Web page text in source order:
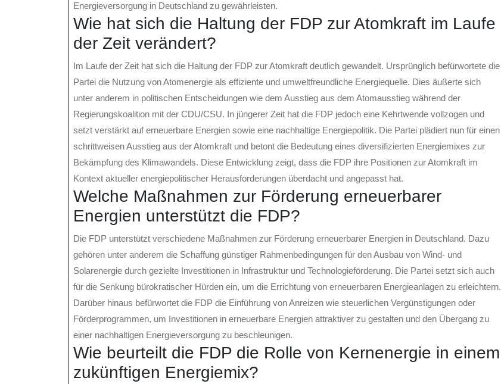
Energieversorgung in Deutschland zu gewährleisten.
Wie hat sich die Haltung der FDP zur Atomkraft im Laufe
der Zeit verändert?
Im Laufe der Zeit hat sich die Haltung der FDP zur Atomkraft deutlich gewandelt. Ursprünglich befürwortete die
Partei die Nutzung von Atomenergie als effiziente und umweltfreundliche Energiequelle. Dies äußerte sich
unter anderem in politischen Entscheidungen wie dem Ausstieg aus dem Atomausstieg während der
Regierungskoalition mit der CDU/CSU. In jüngerer Zeit hat die FDP jedoch eine Kehrtwende vollzogen und
setzt verstärkt auf erneuerbare Energien sowie eine nachhaltige Energiepolitik. Die Partei plädiert nun für einen
schrittweisen Ausstieg aus der Atomkraft und betont die Bedeutung eines diversifizierten Energiemixes zur
Bekämpfung des Klimawandels. Diese Entwicklung zeigt, dass die FDP ihre Positionen zur Atomkraft im
Kontext aktueller energiepolitischer Herausforderungen überdacht und angepasst hat.
Welche Maßnahmen zur Förderung erneuerbarer
Energien unterstützt die FDP?
Die FDP unterstützt verschiedene Maßnahmen zur Förderung erneuerbarer Energien in Deutschland. Dazu
gehören unter anderem die Schaffung günstiger Rahmenbedingungen für den Ausbau von Wind- und
Solarenergie durch gezielte Investitionen in Infrastruktur und Technologieförderung. Die Partei setzt sich auch
für die Senkung bürokratischer Hürden ein, um die Errichtung von erneuerbaren Energieanlagen zu erleichtern.
Darüber hinaus befürwortet die FDP die Einführung von Anreizen wie steuerlichen Vergünstigungen oder
Förderprogrammen, um Investitionen in erneuerbare Energien attraktiver zu gestalten und den Übergang zu
einer nachhaltigen Energieversorgung zu beschleunigen.
Wie beurteilt die FDP die Rolle von Kernenergie in einem
zukünftigen Energiemix?